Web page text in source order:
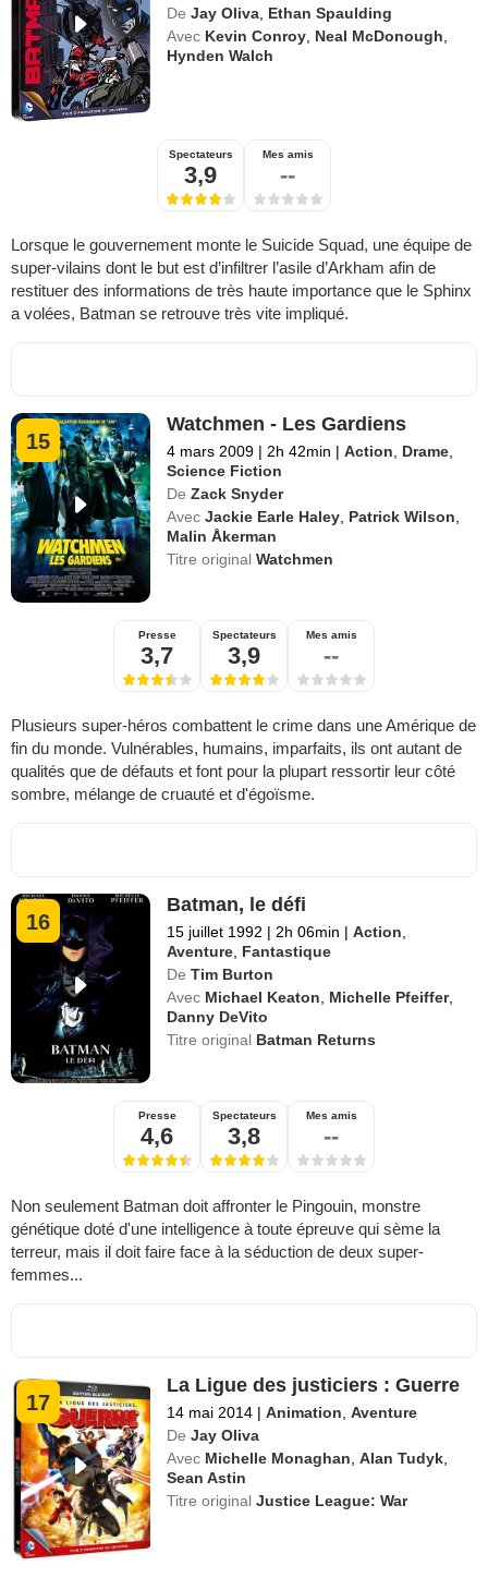
De Jay Oliva Ethan Spaulding
Avec Kevin Conroy Neal McDonough
Hynden Walch
Spectateurs
3,9
Mes amis
--
Lorsque le gouvernement monte le Suicide Squad, une équipe de
super-vilains dont le but est d’infiltrer l’asile d’Arkham afin de
restituer des informations de très haute importance que le Sphinx
a volées, Batman se retrouve très vite impliqué.
15
Watchmen - Les Gardiens
4 mars 2009 | 2h 42min | Action Drame
Science Fiction
De Zack Snyder
Avec Jackie Earle Haley Patrick Wilson
Malin Åkerman
Titre originalWatchmen
Presse
3,7
Spectateurs
3,9
Mes amis
--
Plusieurs super-héros combattent le crime dans une Amérique de
fin du monde. Vulnérables, humains, imparfaits, ils ont autant de
qualités que de défauts et font pour la plupart ressortir leur côté
sombre, mélange de cruauté et d'égoïsme.
16
Batman, le défi
15 juillet 1992 | 2h 06min | Action
Aventure Fantastique
De Tim Burton
Avec Michael Keaton Michelle Pfeiffer,
Danny DeVito
Titre original Batman Returns
Presse
4,6
Spectateurs
3,8
Mes amis
--
Non seulement Batman doit affronter le Pingouin, monstre
génétique doté d'une intelligence à toute épreuve qui sème la
terreur, mais il doit faire face à la séduction de deux super-
femmes...
17
La Ligue des justiciers : Guerre
14 mai 2014 | Animation ,Aventure
De Jay Oliva
Avec Michelle Monaghan ,Alan Tudyk
Sean Astin
Titre originalJustice League: War